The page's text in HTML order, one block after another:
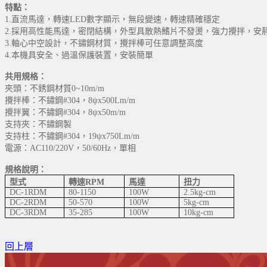
特點：
1. 直流馬達，轉速LED數字顯示，無段變速，轉速精確穩定
2.採用高性能馬達，密閉結構，外型具散熱鰭片不發燙，強力攪拌，安
3.軸心中空設計，不鏽鋼材質，攪拌棒可任意調整高度
4.本機具安全、過溫保護裝置，安裝簡單
共用規格：
夾頭：不銹鋼材質0~10m/m
攪拌棒：不鏽鋼#304，8ψx500Lm/m
攪拌翼：不鏽鋼#304，8ψx50m/m
支持夾：不鏽鋼製
支持柱：不鏽鋼#304，19ψx750Lm/m
電源：AC110/220V，50/60Hz，單相
規格說明：
型式
轉速RPM 馬達
扭力
DC-1RDM
80-1150 100W
2.5kg-cm
DC-2RDM
50-570 100W
5kg-cm
DC-3RDM
35-285 100W 10kg-cm
回上層